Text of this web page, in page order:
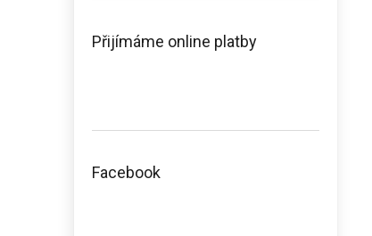
Přijímáme online platby
Facebook